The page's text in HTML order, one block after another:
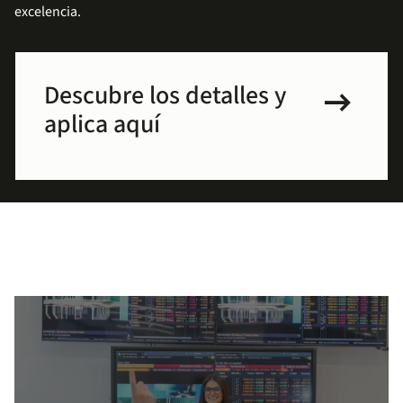
excelencia.
Descubre los detalles y
aplica aquí
arrow_right_alt